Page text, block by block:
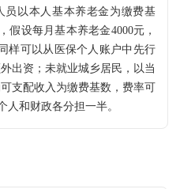
员以本人基本养老金为缴费基
假设每月基本养老金4000元，
样可以从医保个人账户中先行
出资；未就业城乡居民，以当
支配收入为缴费基数，费率可
人和财政各分担一半。